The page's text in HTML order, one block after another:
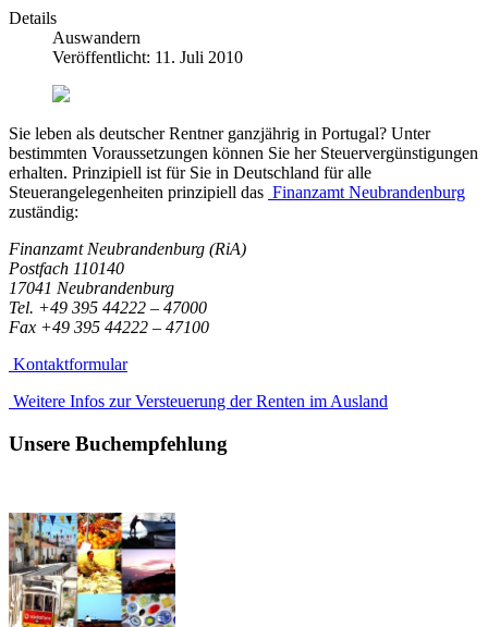
Details
Auswandern
Veröffentlicht: 11. Juli 2010
Sie leben als deutscher Rentner ganzjährig in Portugal? Unter
bestimmten Voraussetzungen können Sie her Steuervergünstigungen
erhalten. Prinzipiell ist für Sie in Deutschland für alle
Steuerangelegenheiten prinzipiell das Finanzamt Neubrandenburg
zuständig:
Finanzamt Neubrandenburg (RiA)
Postfach 110140
17041 Neubrandenburg
Tel. +49 395 44222 – 47000
Fax +49 395 44222 – 47100
Kontaktformular
Weitere Infos zur Versteuerung der Renten im Ausland
Unsere Buchempfehlung